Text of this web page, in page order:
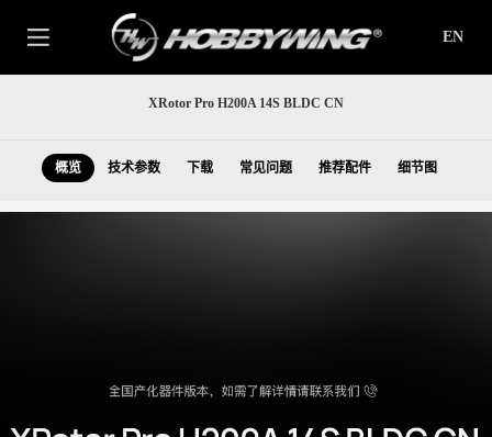
EN
XRotor Pro H200A 14S BLDC CN
概览 技术参数 下载 常见问题 推荐配件 细节图